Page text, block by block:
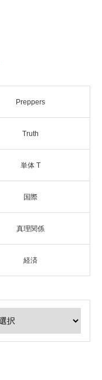
Preppers
Truth
単体 T
国際
真理関係
経済